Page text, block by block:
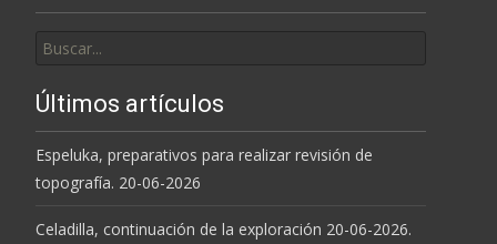
por:
Últimos artículos
Espeluka, preparativos para realizar revisión de
topografía. 20-06-2026
Celadilla, continuación de la exploración 20-06-2026.